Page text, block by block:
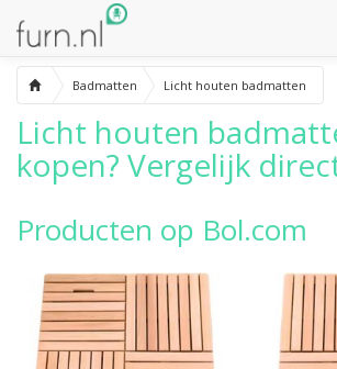
Badmatten Licht houten badmatten
Licht houten
kopen? Vergelijk
Producten op Bol.com